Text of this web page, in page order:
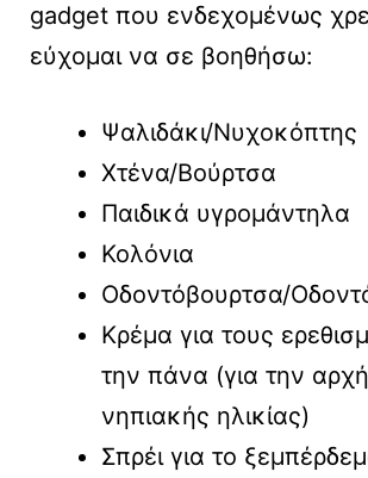
gadget που ενδεχομένως
εύχομαι να σε βοηθήσω:
Ψαλιδάκι/Νυχοκόπτης
Χτένα/Βούρτσα
Παιδικά υγρομάντηλα
Κολόνια
Οδοντόβουρτσα/
Κρέμα για τους
την πάνα (για την
νηπιακής ηλικίας)
Σπρέι για το